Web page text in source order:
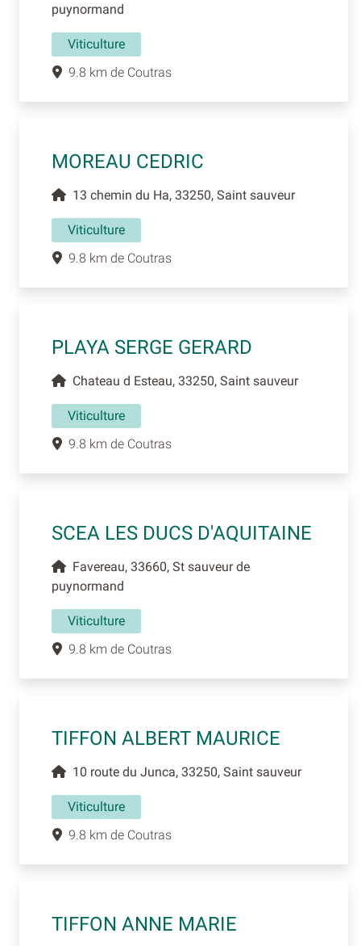
puynormand
Viticulture
9.8 km de Coutras
MOREAU CEDRIC
13 chemin du Ha, 33250, Saint sauveur
Viticulture
9.8 km de Coutras
PLAYA SERGE GERARD
Chateau d Esteau, 33250, Saint sauveur
Viticulture
9.8 km de Coutras
SCEA LES DUCS D'AQUITAINE
Favereau, 33660, St sauveur de
puynormand
Viticulture
9.8 km de Coutras
TIFFON ALBERT MAURICE
10 route du Junca, 33250, Saint sauveur
Viticulture
9.8 km de Coutras
TIFFON ANNE MARIE